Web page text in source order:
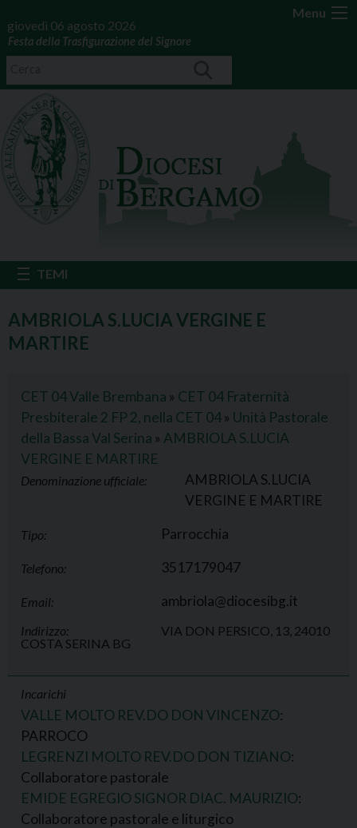
Menu
giovedì 06 agosto 2026
Festa della Trasfigurazione del Signore
AMBRIOLA S.LUCIA VERGINE E
MARTIRE
CET 04 Valle Brembana » CET 04 Fraternità
Presbiterale 2 FP 2, nella CET 04» Unità Pastorale
della Bassa Val Serina » AMBRIOLA S.LUCIA
VERGINE E MARTIRE
Denominazione ufficiale:
AMBRIOLA S.LUCIA
VERGINE E MARTIRE
Tipo: Parrocchia
Telefono: 3517179047
Email: ambriola@diocesibg.it
Indirizzo:
VIA DON PERSICO, 13, 24010
COSTA SERINA BG
Incarichi
VALLE MOLTO REV.DO DON VINCENZO:
PARROCO
LEGRENZI MOLTO REV.DO DON TIZIANO:
Collaboratore pastorale
EMIDE EGREGIO SIGNOR DIAC. MAURIZIO:
Collaboratore pastorale e liturgico